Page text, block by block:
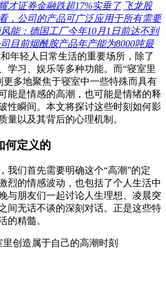
才证券金融跌超17%实垂了 飞龙股
，公司的产品可广泛应用于所有需要
风能：德国工厂今年10月1日前达不到
目前烟酰胺产品年产能为8000吨最
年轻人日常生活的重要场所，除了
学习、娱乐等多种功能。而“寝室里
更多地聚焦于寝室中一些特殊而具有
能是情感的高潮，也可能是情绪的释
性瞬间。本文将探讨这些时刻如何影
量以及其背后的心理机制。
何定义的
我们首先需要明确这个“高潮”的定
烈的情感波动，也包括了个人生活中
与朋友们一起讨论人生理想、凌晨突
间无话不谈的深刻对话。正是这些特
的精髓。